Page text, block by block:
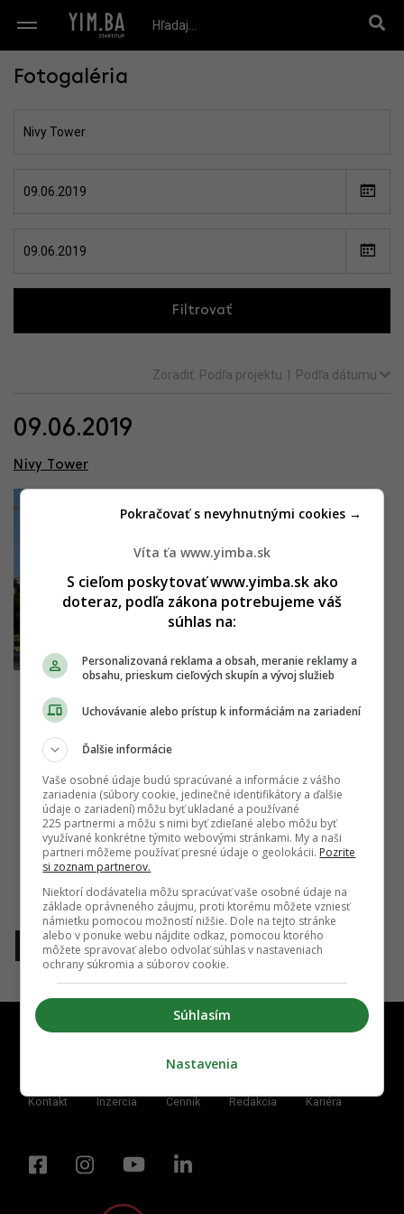
Fotogaléria
Filtrovať
Zoradiť: Podľa projektu Podľa dátumu
09.06.2019
Nivy Tower
Kontakt Inzercia Cenník Redakcia Kariéra
Víta ťa www.yimba.sk
S cieľom poskytovať www.yimba.sk ako
doteraz, podľa zákona potrebujeme váš
súhlas na:
Personalizovaná reklama a obsah, meranie reklamy a
obsahu, prieskum cieľových skupín a vývoj služieb
Uchovávanie alebo prístup k informáciám na zariadení
Ďalšie informácie
Vaše osobné údaje budú spracúvané a informácie z vášho
zariadenia (súbory cookie, jedinečné identifikátory a ďalšie
údaje o zariadení) môžu byť ukladané a používané
225 partnermi a môžu s nimi byť zdieľané alebo môžu byť
využívané konkrétne týmito webovými stránkami. My a naši
partneri môžeme používať presné údaje o geolokácii. Pozrite
si zoznam partnerov.
Niektorí dodávatelia môžu spracúvať vaše osobné údaje na
základe oprávneného záujmu, proti ktorému môžete vzniesť
námietku pomocou možností nižšie. Dole na tejto stránke
alebo v ponuke webu nájdite odkaz, pomocou ktorého
môžete spravovať alebo odvolať súhlas v nastaveniach
ochrany súkromia a súborov cookie.
Súhlasím
Pokračovať s nevyhnutnými cookies →
Nastavenia